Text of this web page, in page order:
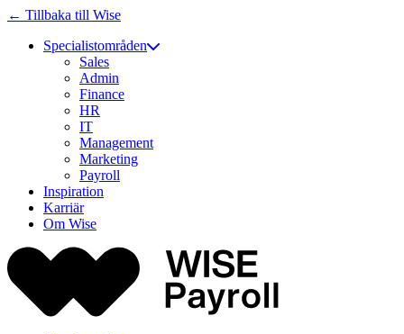
← Tillbaka till Wise
Specialistområden
Sales
Admin
Finance
HR
IT
Management
Marketing
Payroll
Inspiration
Karriär
Om Wise